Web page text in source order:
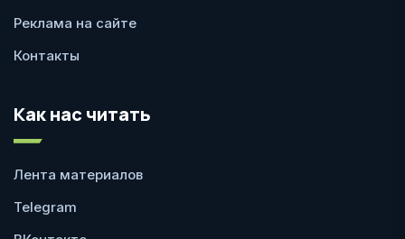
Реклама на сайте
Контакты
Как нас читать
Лента материалов
Telegram